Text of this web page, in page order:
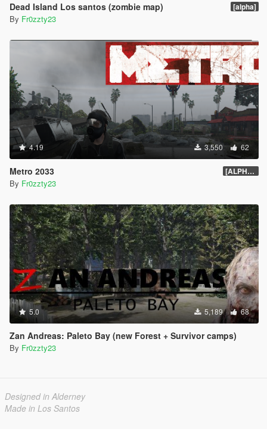
Dead Island Los santos (zombie map) [alpha]
By Fr0zzty23
4.19 3,550 62
Metro 2033 [ALPHA] 1.0
By Fr0zzty23
5.0 5,189 68
Zan Andreas: Paleto Bay (new Forest + Survivor camps)
By Fr0zzty23
Designed in Alderney
Made in Los Santos